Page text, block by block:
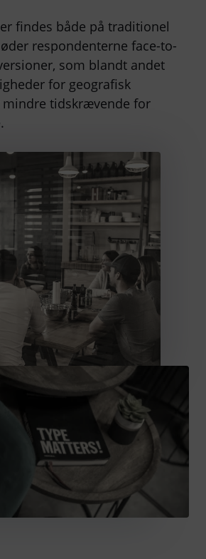
findes både på traditionel
respondenterne face-to-
som blandt andet
for geografisk
mindre tidskrævende for